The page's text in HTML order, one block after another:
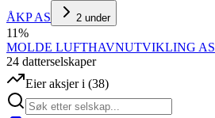
ÅKP AS
2 under
11%
MOLDE LUFTHAVNUTVIKLING AS
24 datterselskaper
Eier aksjer i (38)